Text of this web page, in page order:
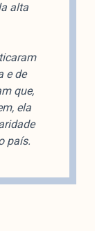
da
economia e
no
e é sediado
(IESP) da
O
ou grupos
alta
e de
que,
ela
país.